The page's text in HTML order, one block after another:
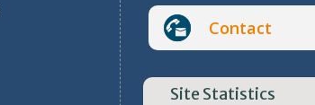
Contact
Site Statistics